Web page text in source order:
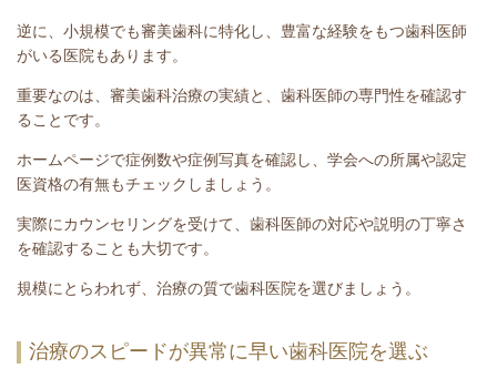
逆に、小規模でも審美歯科に特化し、豊富な経験をもつ歯科医師
がいる医院もあります。
重要なのは、審美歯科治療の実績と、歯科医師の専門性を確認す
ることです。
ホームページで症例数や症例写真を確認し、学会への所属や認定
医資格の有無もチェックしましょう。
実際にカウンセリングを受けて、歯科医師の対応や説明の丁寧さ
を確認することも大切です。
規模にとらわれず、治療の質で歯科医院を選びましょう。
治療のスピードが異常に早い歯科医院を選ぶ